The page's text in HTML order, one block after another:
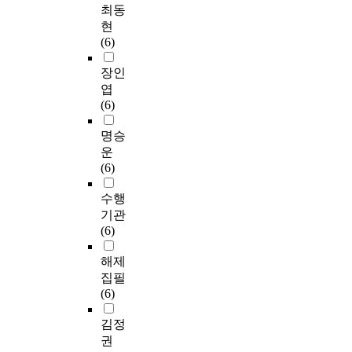
최동
현
(6)
장인
엽
(6)
명승
운
(6)
수행
기관
(6)
해제
집필
(6)
김정
권